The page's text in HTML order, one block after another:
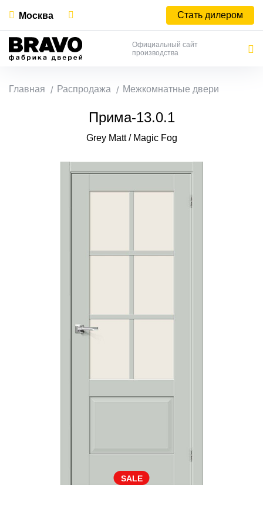
Москва Стать дилером
Официальный сайт
производства
Главная Распродажа Межкомнатные двери
Прима-13.0.1
Grey Matt / Magic Fog
SALE